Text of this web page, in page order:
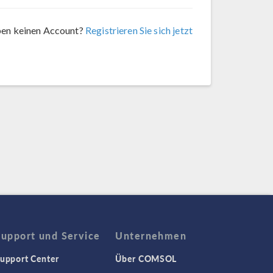
keinen Account? Registrieren Sie sich jetzt
und Service
Center
Unternehmen
Über COMSOL